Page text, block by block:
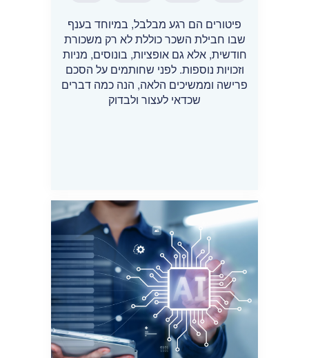
פיטורים הם רגע מבלבל, במיוחד בענף
שבו חבילת השכר כוללת לא רק משכורת
חודשית, אלא גם אופציות, בונוסים, מניות
וזכויות נוספות. לפני שחותמים על הסכם
פרישה וממשיכים הלאה, הנה כמה דברים
שכדאי לעצור ולבדוק